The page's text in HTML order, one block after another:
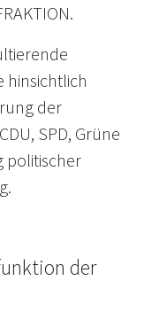
hinsichtlich
der
SPD, Grüne
politischer
der